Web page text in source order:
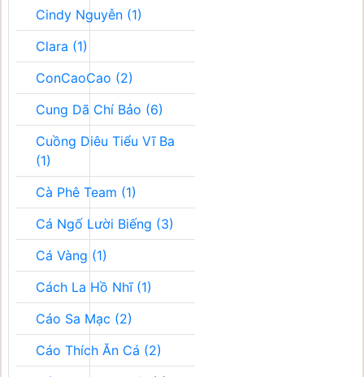
Cindy Nguyễn (1)
Clara (1)
ConCaoCao (2)
Cung Dã Chí Bảo (6)
Cuồng Diêu Tiểu Vĩ Ba
(1)
Cà Phê Team (1)
Cá Ngố Lười Biếng (3)
Cá Vàng (1)
Cách La Hồ Nhĩ (1)
Cáo Sa Mạc (2)
Cáo Thích Ăn Cá (2)